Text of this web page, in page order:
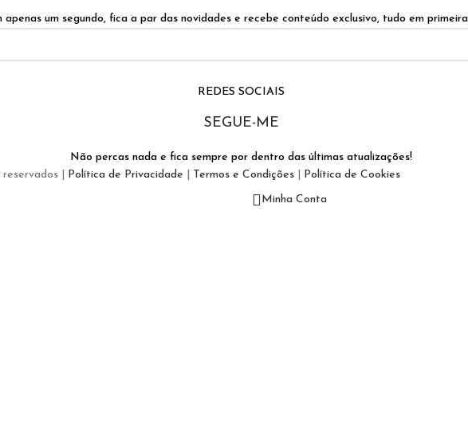
apenas um segundo, fica a par das novidades e recebe conteúdo exclusivo, tudo em
REDES SOCIAIS
SEGUE-ME
Não percas nada e fica sempre por dentro das últimas atualizações!
|
Política de Privacidade Termos e Condições Política de Cookies
Minha Conta